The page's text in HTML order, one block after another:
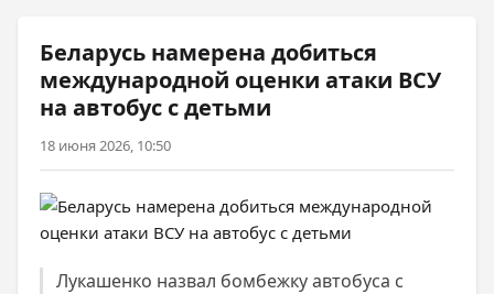
Беларусь намерена добиться
международной оценки атаки ВСУ
на автобус с детьми
18 июня 2026, 10:50
Лукашенко назвал бомбежку автобуса с